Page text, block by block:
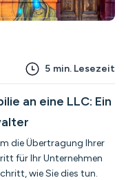
5 min. Lesezeit
an eine LLC: Ein
die Übertragung Ihrer
für Ihr Unternehmen
wie Sie dies tun.